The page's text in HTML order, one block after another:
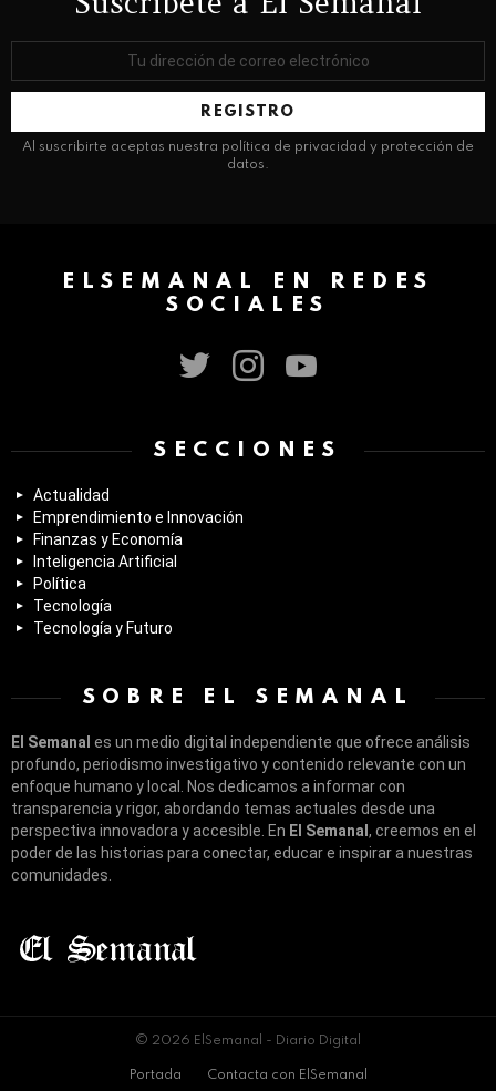
correo
Al suscribirte aceptas nuestra política de privacidad y protección de
datos.
ELSEMANAL EN REDES
SOCIALES
SECCIONES
Actualidad
Emprendimiento e Innovación
Finanzas y Economía
Inteligencia Artificial
Política
Tecnología
Tecnología y Futuro
SOBRE EL SEMANAL
El Semanal es un medio digital independiente que ofrece análisis
profundo, periodismo investigativo y contenido relevante con un
enfoque humano y local. Nos dedicamos a informar con
transparencia y rigor, abordando temas actuales desde una
perspectiva innovadora y accesible. En El Semanal , creemos en el
poder de las historias para conectar, educar e inspirar a nuestras
comunidades.
© 2026 ElSemanal - Diario Digital
Portada Contacta con ElSemanal